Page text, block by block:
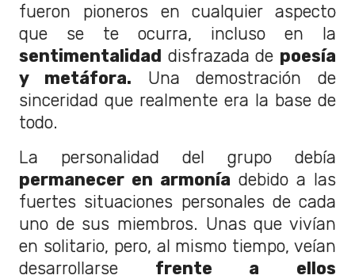
fueron pioneros en cualquier aspecto
que se te ocurra, incluso en la
sentimentalidad disfrazada de poesía
y metáfora. Una demostración de
sinceridad que realmente era la base de
todo.
La personalidad del grupo debía
permanecer en armonía debido a las
fuertes situaciones personales de cada
uno de sus miembros. Unas que vivían
en solitario, pero, al mismo tiempo, veían
desarrollarse frente a ellos